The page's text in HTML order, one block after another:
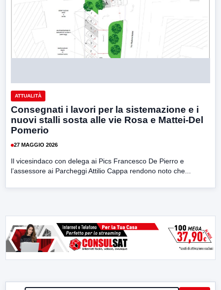
ATTUALITÀ
Consegnati i lavori per la sistemazione e i
nuovi stalli sosta alle vie Rosa e Mattei-Del
Pomerio
27 MAGGIO 2026
Il vicesindaco con delega ai Pics Francesco De Pierro e
l’assessore ai Parcheggi Attilio Cappa rendono noto che...